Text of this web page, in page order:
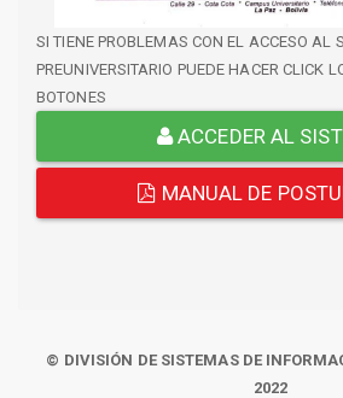
SI TIENE PROBLEMAS CON EL ACCESO AL
PREUNIVERSITARIO PUEDE HACER CLICK
BOTONES
ACCEDER AL
MANUAL DE
© DIVISIÓN DE SISTEMAS DE
2022